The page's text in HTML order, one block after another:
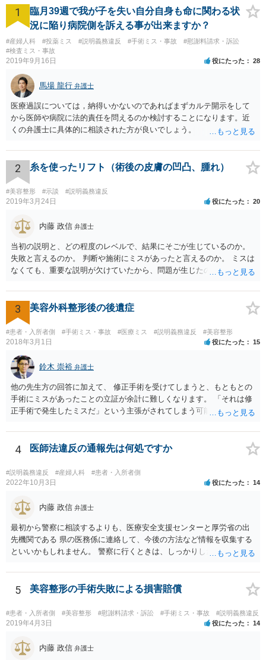
1
臨月39週で我が子を失い自分自身も命に関わる状
況に陥り病院側を訴える事が出来ますか？
#産婦人科 #投薬ミス #説明義務違反 #手術ミス・事故
#慰謝料請求・訴訟
#検査ミス・事故
2019年9月16日 役にたった 28
馬場 龍行 弁護士
医療過誤については，納得いかないのであればまずカルテ開示をして
から医師や病院に法的責任を問えるのか検討することになります。近
くの弁護士に具体的に相談された方が良いでしょう。
2 糸を使ったリフト（術後の皮膚の凹凸、腫れ）
#美容整形 #示談 #説明義務違反
2019年3月24日 役にたった 20
内藤 政信 弁護士
当初の説明と、どの程度のレベルで、結果にそごが生じているのか。
失敗と言えるのか。 判断や施術にミスがあったと言えるのか。 ミスは
なくても、重要な説明が欠けていたから、問題が生じたのか。 美容整
3 美容外科整形後の後遺症
#患者・入所者側 #手術ミス・事故 #医療ミス #説明義務違反 #美容整形
2018年3月1日 役にたった 15
鈴木 崇裕 弁護士
他の先生方の回答に加えて、 修正手術を受けてしまうと、もともとの
手術にミスがあったことの立証が余計に難しくなります。 「それは修
正手術で発生したミスだ」という主張がされてしまう可能性があるか
検討なさっているのであれば、修正手術を受けるまえに弁護士に相談
して対応を決めることを強くお勧めいたします。
4 医師法違反の通報先は何処ですか
#説明義務違反 #産婦人科 #患者・入所者側
2022年10月3日 役にたった 14
内藤 政信 弁護士
最初から警察に相談するよりも、医療安全支援センターと厚労省の出
先機関である 県の医務係に連絡して、今後の方法など情報を収集する
といいかもしれません。 警察に行くときは、しっかりした被害届ある
5 美容整形の手術失敗による損害賠償
#患者・入所者側 #美容整形 #慰謝料請求・訴訟 #手術ミス・事故 #説明義務違反
2019年4月3日 役にたった 14
内藤 政信 弁護士